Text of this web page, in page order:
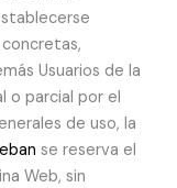
Usuarios de la
o parcial por el
de uso, la
se reserva el
Web, sin